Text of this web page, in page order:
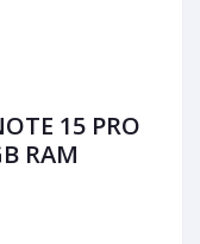
15 PRO
RAM